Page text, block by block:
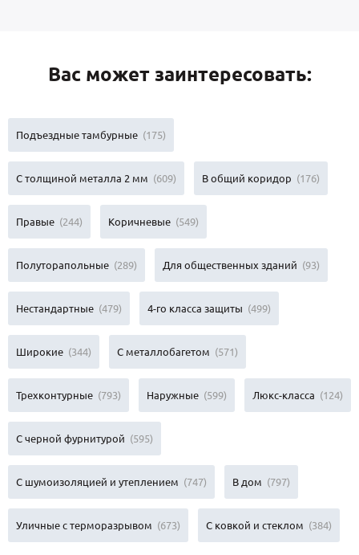
Вас может заинтересовать:
Подъездные тамбурные (175)
С толщиной металла 2 мм (609) В общий коридор (176)
Правые (244) Коричневые (549)
Полуторапольные (289) Для общественных зданий (93)
Нестандартные (479) 4-го класса защиты (499)
Широкие (344) С металлобагетом (571)
Трехконтурные (793) Наружные (599) Люкс-класса (124)
С черной фурнитурой (595)
С шумоизоляцией и утеплением (747) В дом (797)
Уличные с терморазрывом (673) С ковкой и стеклом (384)